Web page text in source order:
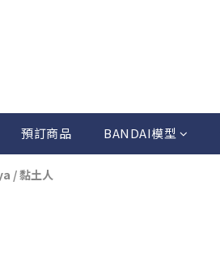
預訂商品 BANDAI模型
/黏土人